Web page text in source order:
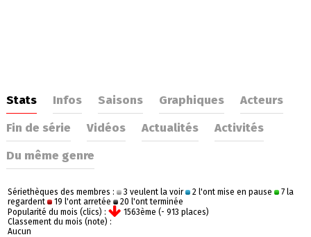
Stats Infos Saisons Graphiques
Acteurs
Fin de série
Vidéos Actualités
Activités
Du même genre
Sériethèques des membres : 3 veulent la voir 2 l'ont mise en pause
7 la
regardent
19 l'ont arretée
20 l'ont terminée
Popularité du mois (clics) :
1563ème (- 913 places)
Classement du mois (note) :
Aucun